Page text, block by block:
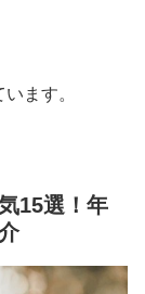
ます。
15選！年